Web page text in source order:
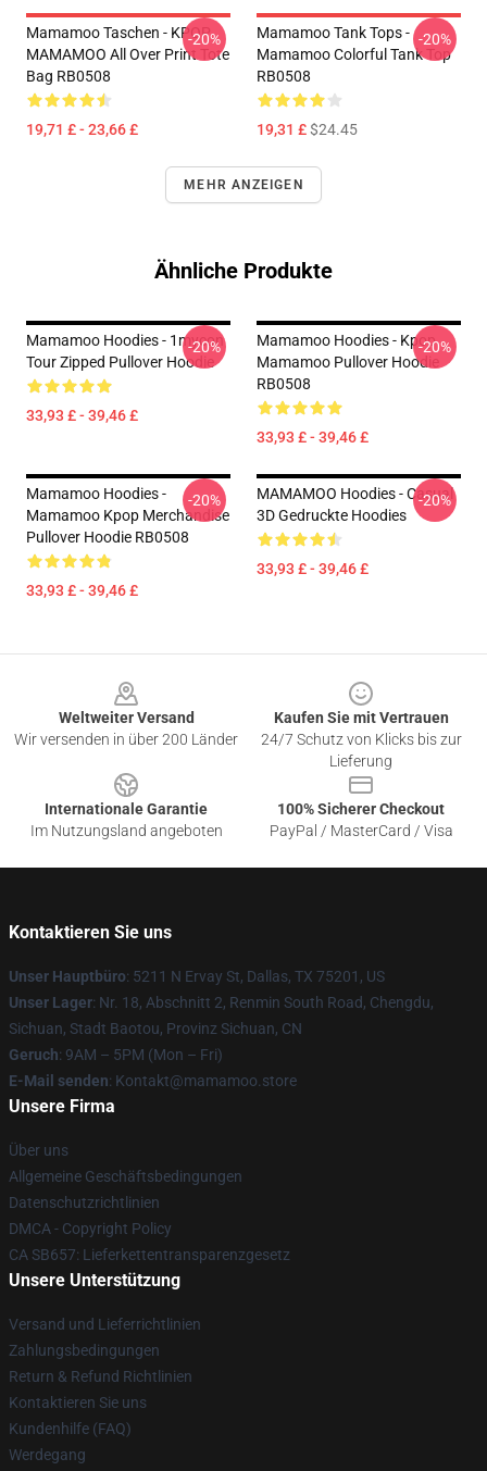
Mamamoo Taschen - KPOP
MAMAMOO All Over Print Tote
Bag RB0508
19,71 £ - 23,66 £
-20%
Mamamoo Tank Tops -
Mamamoo Colorful Tank Top
RB0508
19,31 £$24.45
-20%
MEHR ANZEIGEN
Ähnliche Produkte
Mamamoo Hoodies - 1mycon
Tour Zipped Pullover Hoodie
33,93 £ - 39,46 £
-20%
Mamamoo Hoodies - Kpop
Mamamoo Pullover Hoodie
RB0508
33,93 £ - 39,46 £
-20%
Mamamoo Hoodies -
Mamamoo Kpop Merchandise
Pullover Hoodie RB0508
33,93 £ - 39,46 £
-20%
MAMAMOO Hoodies - Casual
3D Gedruckte Hoodies
33,93 £ - 39,46 £
-20%
Weltweiter Versand
Wir versenden in über 200 Länder
Kaufen Sie mit Vertrauen
24/7 Schutz von Klicks bis zur
Lieferung
Internationale Garantie
Im Nutzungsland angeboten
100% Sicherer Checkout
PayPal / MasterCard / Visa
Kontaktieren Sie uns
Unser Hauptbüro: 5211 N Ervay St, Dallas, TX 75201, US
Unser Lager: Nr. 18, Abschnitt 2, Renmin South Road, Chengdu,
Sichuan, Stadt Baotou, Provinz Sichuan, CN
Geruch: 9AM – 5PM (Mon – Fri)
E-Mail senden: Kontakt@mamamoo.store
Unsere Firma
Über uns
Allgemeine Geschäftsbedingungen
Datenschutzrichtlinien
DMCA - Copyright Policy
CA SB657: Lieferkettentransparenzgesetz
Unsere Unterstützung
Versand und Lieferrichtlinien
Zahlungsbedingungen
Return & Refund Richtlinien
Kontaktieren Sie uns
Kundenhilfe (FAQ)
Werdegang